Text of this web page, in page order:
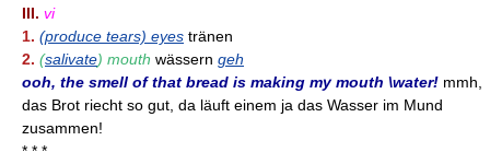
III. vi
1. (produce tears) eyes tränen
2. (salivate) mouth wässern geh
ooh, the smell of that bread is making my mouth \water! mmh,
das Brot riecht so gut, da läuft einem ja das Wasser im Mund
zusammen!
* * *